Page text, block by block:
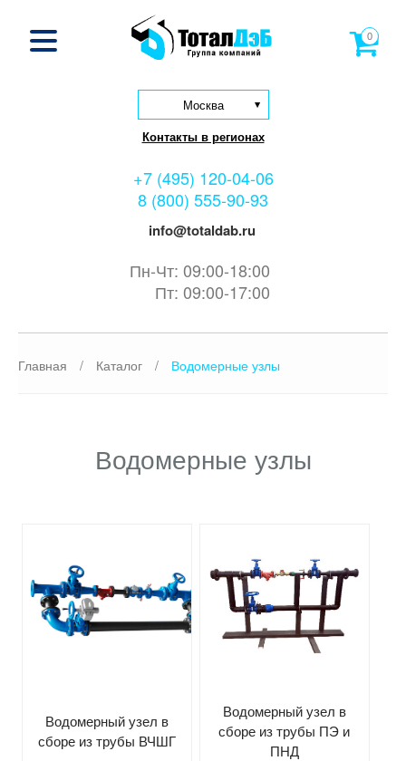
Москва
Контакты в регионах
+7 (495) 120-04-06
8 (800) 555-90-93
info@totaldab.ru
Пн-Чт: 09:00-18:00
Пт: 09:00-17:00
0
Главная / Каталог / Водомерные узлы
Водомерные узлы
Водомерный узел в
сборе из трубы ВЧШГ
Водомерный узел в
сборе из трубы ПЭ и
ПНД